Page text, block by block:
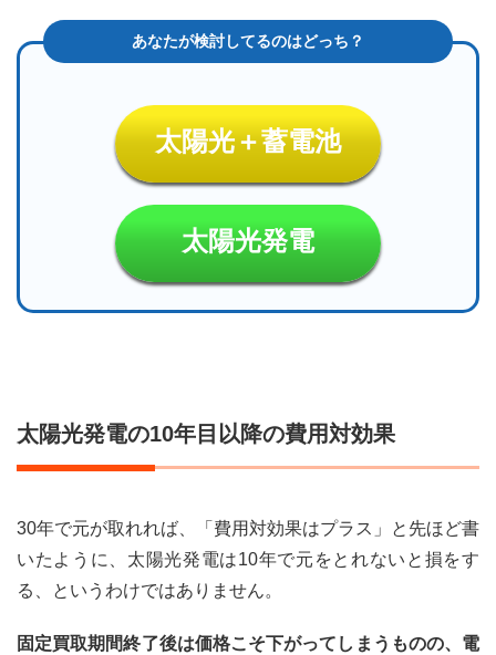
太陽光＋蓄電池
太陽光発電
太陽光発電の10年目以降の費用対効果
30年で元が取れれば、「費用対効果はプラス」と先ほど書
いたように、太陽光発電は10年で元をとれないと損をす
る、というわけではありません。
固定買取期間終了後は価格こそ下がってしまうものの、電